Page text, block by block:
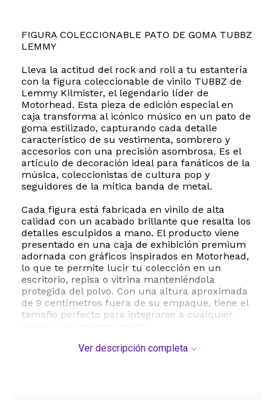
FIGURA COLECCIONABLE PATO DE GOMA TUBBZ
LEMMY
Lleva la actitud del rock and roll a tu estantería
con la figura coleccionable de vinilo TUBBZ de
Lemmy Kilmister, el legendario líder de
Motorhead. Esta pieza de edición especial en
caja transforma al icónico músico en un pato de
goma estilizado, capturando cada detalle
característico de su vestimenta, sombrero y
accesorios con una precisión asombrosa. Es el
artículo de decoración ideal para fanáticos de la
música, coleccionistas de cultura pop y
seguidores de la mítica banda de metal.
Cada figura está fabricada en vinilo de alta
calidad con un acabado brillante que resalta los
detalles esculpidos a mano. El producto viene
presentado en una caja de exhibición premium
adornada con gráficos inspirados en Motorhead,
lo que te permite lucir tu colección en un
escritorio, repisa o vitrina manteniéndola
protegida del polvo. Con una altura aproximada
de 9 centímetros fuera de su empaque, tiene el
tamaño perfecto para integrarse a cualquier
Esta figura cuenta con licencia oficial de
Ver descripción completa